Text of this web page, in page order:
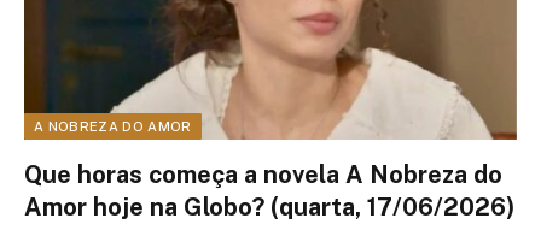
A NOBREZA DO AMOR
Que horas começa a novela A Nobreza do
Amor hoje na Globo? (quarta, 17/06/2026)